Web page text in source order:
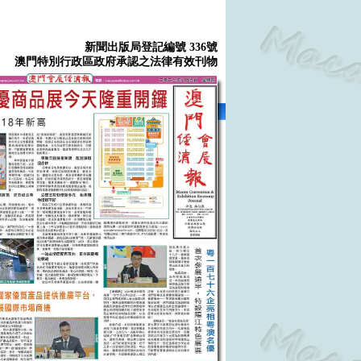
新聞出版局登記編號 336號
澳門特別行政區政府承認之法律有效刊物